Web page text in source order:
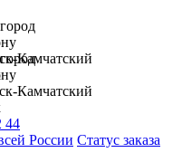
Камчатский
44
России Статус заказа
Камчатский